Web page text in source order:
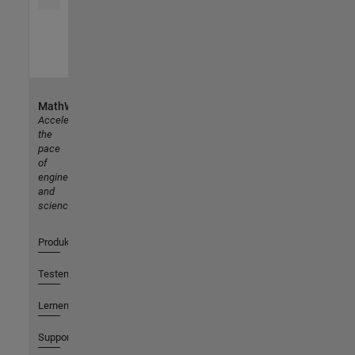
MathWorks
Accelerating
the
pace
of
engineering
and
science
Produkte
Testen oder Kaufen
Lernen
Support